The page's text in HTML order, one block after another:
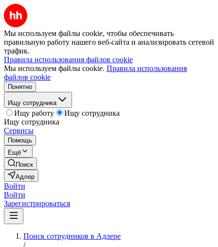
Мы используем файлы cookie, чтобы обеспечивать
правильную работу нашего веб-сайта и анализировать сетевой
трафик.
Правила использования файлов cookie
Мы используем файлы cookie. Правила использования
файлов cookie
Понятно
Ищу сотрудника
Ищу работу
Ищу сотрудника
Ищу сотрудника
Сервисы
Помощь
Ещё
Поиск
Адлер
Войти
Войти
Зарегистрироваться
Поиск сотрудников в Адлере
/